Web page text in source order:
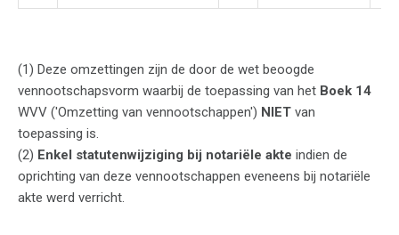
(1) Deze omzettingen zijn de door de wet beoogde
vennootschapsvorm waarbij de toepassing van het Boek 14
WVV ('Omzetting van vennootschappen') NIET van
toepassing is.
(2) Enkel statutenwijziging bij notariële akte indien de
oprichting van deze vennootschappen eveneens bij notariële
akte werd verricht.